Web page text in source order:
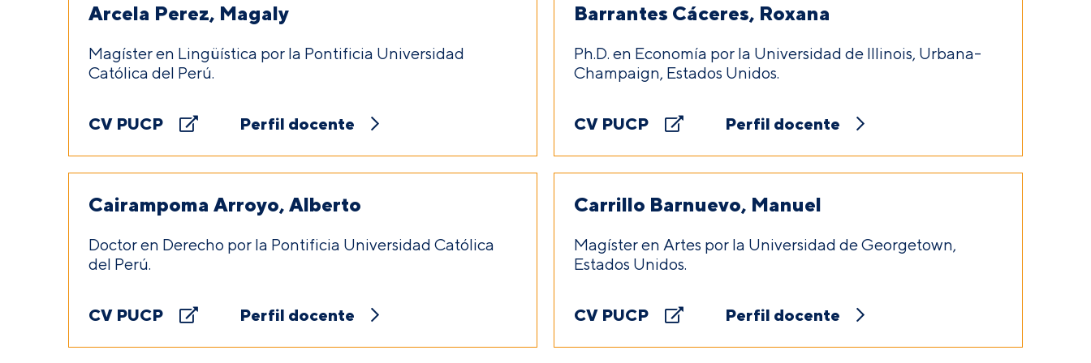
Arcela Perez, Magaly
Magíster en Lingüística por la Pontificia Universidad
Católica del Perú.
CV PUCP Perfil docente
Barrantes Cáceres, Roxana
Ph.D. en Economía por la Universidad de Illinois, Urbana-
Champaign, Estados Unidos.
CV PUCP Perfil docente
Cairampoma Arroyo, Alberto
Doctor en Derecho por la Pontificia Universidad Católica
del Perú.
CV PUCP Perfil docente
Carrillo Barnuevo, Manuel
Magíster en Artes por la Universidad de Georgetown,
Estados Unidos.
CV PUCP Perfil docente